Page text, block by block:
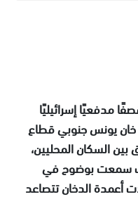
مدفعيًا إسرائيليًا
يونس جنوبي قطاع
بين السكان المحليين،
سمعت بوضوح في
أعمدة الدخان تتصاعد